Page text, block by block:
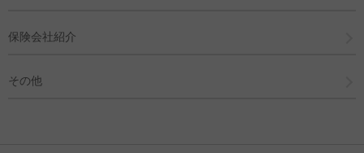
保険会社紹介
その他